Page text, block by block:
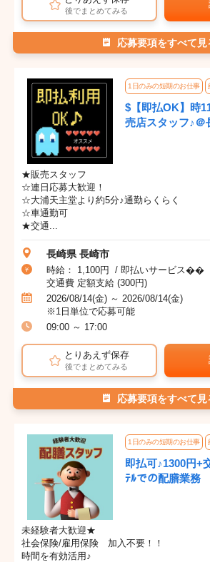
後でまとめてみる
応募要項をすべて見
1日のみの短期のお仕事
$【即払OK】時
売店スタッフ♪＠
★販売スタッフ
☆連日応募大歓迎！
☆大浦天主堂より約5分♪通勤らくらく
☆車通勤可
★交通...
長崎県 長崎市
時給： 1,100円 / 即払いサービス��
交通費 定額支給 (300円)
2026/08/14(金) ～ 2026/08/14(金)
※1日単位で応募可能
09:00 ～ 17:00
とりあえず保存
後でまとめてみる
応募要項をすべて見
1日のみの短期のお仕事
即払可♪1300円
ﾃﾙでの配膳業務
未経験者大歓迎★
社会保険/雇用保険 加入不要！！
時間を有効活用♪